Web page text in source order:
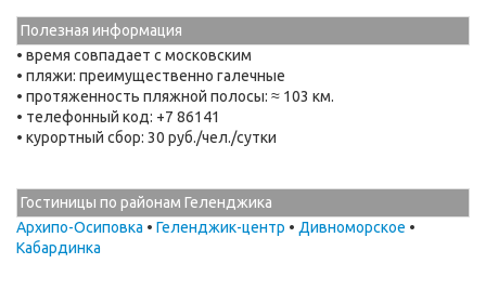
Полезная информация
• время совпадает с московским
• пляжи: преимущественно галечные
• протяженность пляжной полосы: ≈ 103 км.
• телефонный код: +7 86141
• курортный сбор: 30 руб./чел./сутки
Гостиницы по районам Геленджика
Архипо-Осиповка • Геленджик-центр • Дивноморское •
Кабардинка